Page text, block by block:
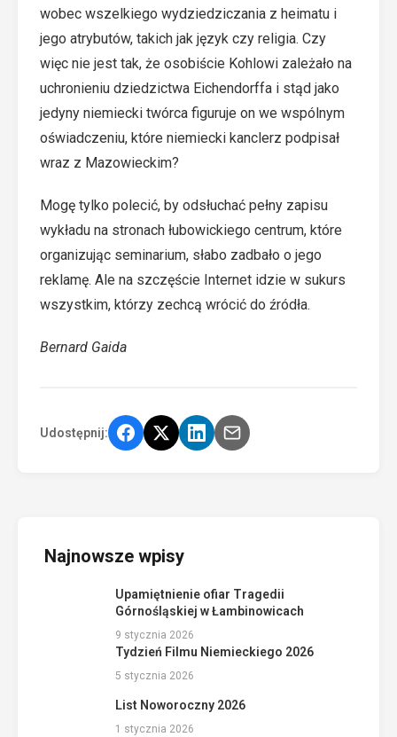
wobec wszelkiego wydziedziczania z heimatu i
jego atrybutów, takich jak język czy religia. Czy
więc nie jest tak, że osobiście Kohlowi zależało na
uchronieniu dziedzictwa Eichendorffa i stąd jako
jedyny niemiecki twórca figuruje on we wspólnym
oświadczeniu, które niemiecki kanclerz podpisał
wraz z Mazowieckim?
Mogę tylko polecić, by odsłuchać pełny zapisu
wykładu na stronach łubowickiego centrum, które
organizując seminarium, słabo zadbało o jego
reklamę. Ale na szczęście Internet idzie w sukurs
wszystkim, którzy zechcą wrócić do źródła.
Bernard Gaida
Udostępnij:
Najnowsze wpisy
Upamiętnienie ofiar Tragedii
Górnośląskiej w Łambinowicach
9 stycznia 2026
Tydzień Filmu Niemieckiego 2026
5 stycznia 2026
List Noworoczny 2026
1 stycznia 2026